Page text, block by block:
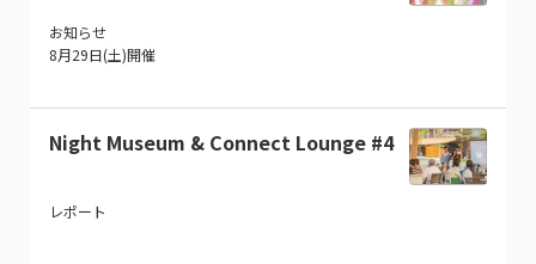
お知らせ
8月29日(土)開催
Night Museum & Connect Lounge #4
レポート